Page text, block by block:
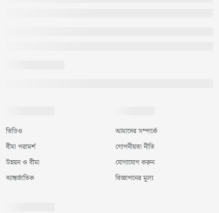
ভিডিও
বীমা পরামর্শ
উন্নয়ন ও বীমা
আন্তর্জাতিক
আমাদের সম্পর্কে
গোপনীয়তা নীতি
যোগাযোগ করুন
বিজ্ঞাপনের মূল্য